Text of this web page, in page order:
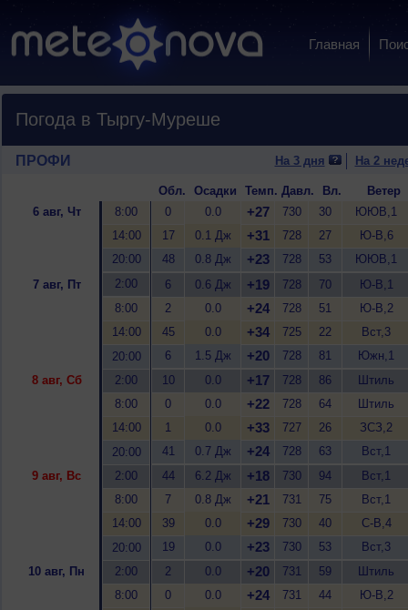
Главная
Погода в Тыргу-Муреше
ПРОФИ На 3 дня На 2
Обл. Осадки Темп. Давл. Вл.
Ветер
6 авг, Чт
8:00 0 0.0 +27 730 30
ЮЮВ,1
14:00
17 0.1 Дж +31 728 27
Ю-В,6
20:00
48 0.8 Дж +23 728 53
ЮЮВ,1
7 авг, Пт
2:00 6 0.6 Дж +19 728 70
Ю-В,1
8:00
2 0.0 +24 728 51
Ю-В,2
14:00
45 0.0 +34 725 22
Вст,3
20:00
6 1.5 Дж +20 728 81
Южн,1
8 авг, Сб
2:00 10 0.0 +17 728 86
Штиль
8:00
0 0.0 +22 728 64
Штиль
14:00
1 0.0 +33 727 26
ЗСЗ,2
20:00
41 0.7 Дж +24 728 63
Вст,1
9 авг, Вс
2:00 44 6.2 Дж +18 730 94
Вст,1
8:00
7 0.8 Дж +21 731 75
Вст,1
14:00
39 0.0 +29 730 40
С-В,4
20:00
19 0.0 +23 730 53
Вст,3
10 авг, Пн
2:00 2 0.0 +20 731 59
Штиль
8:00
0 0.0 +24 731 44
Ю-В,2